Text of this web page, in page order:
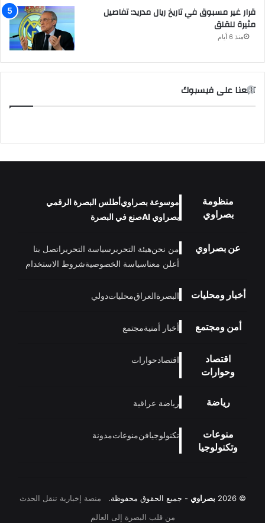
قرار غير مسبوق في تاريخ ريال مدريد: تفاصيل
مثيرة للقلق
منذ 6 أيام
تابعنا على فيسبوك
منظومة
بصراوي
موسوعة بصراويأطلس البصرة الرقمي
بصراوي AI
صنع في البصرة
عن بصراوي من نحنهيئة التحرير سياسة التحرير اتصل بنا
أعلن معناسياسة الخصوصيةشروط الاستخدام
أخبار ومحليات البصرةالعراقمحلياتدولي
أمن ومجتمع أخبار أمنيةمجتمع
اقتصاد
وحوارات
اقتصادحوارات
رياضة رياضة عراقية
منوعات
وتكنولوجيا
تكنولوجيافنمنوعاتمدونة
© 2026 بصراوي - جميع الحقوق محفوظة.
منصة إخبارية تنقل الحدث
من قلب البصرة إلى العالم